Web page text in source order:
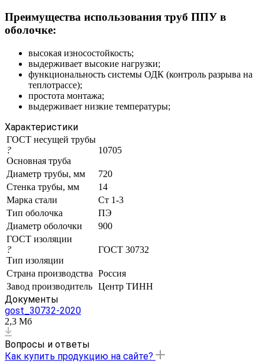
Преимущества использования труб ППУ в
оболочке:
высокая износостойкость;
выдерживает высокие нагрузки;
функциональность системы ОДК (контроль разрыва на
теплотрассе);
простота монтажа;
выдерживает низкие температуры;
Характеристики
ГОСТ несущей трубы
?
Основная труба
10705
Диаметр трубы, мм
720
Стенка трубы, мм
14
Марка стали
Ст 1-3
Тип оболочка
ПЭ
Диаметр оболочки
900
ГОСТ изоляции
?
Тип изоляции
ГОСТ 30732
Страна производства Россия
Завод производитель Центр ТИНН
Документы
gost_30732-2020
2,3 Мб
Вопросы и ответы
Как купить продукцию на сайте?